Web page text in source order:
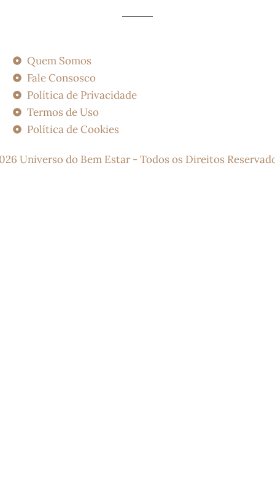
Quem Somos
Fale Consosco
Política de Privacidade
Termos de Uso
Política de Cookies
Universo do Bem Estar - Todos os Direitos